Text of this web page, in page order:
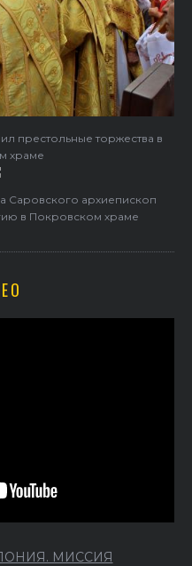
престольные торжества в
храме
Саровского архиепископ
в Покровском храме
МИССИЯ